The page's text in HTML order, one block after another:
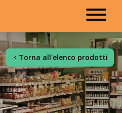
Torna all'elenco prodotti